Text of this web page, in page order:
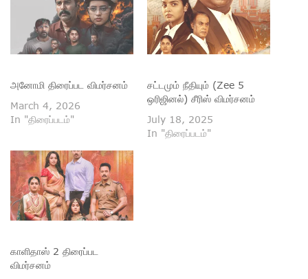
அனோமி திரைப்பட விமர்சனம்
March 4, 2026
In "திரைப்படம்"
சட்டமும் நீதியும் (Zee 5
ஒரிஜினல்) சீரிஸ் விமர்சனம்
July 18, 2025
In "திரைப்படம்"
காளிதாஸ் 2 திரைப்பட
விமர்சனம்